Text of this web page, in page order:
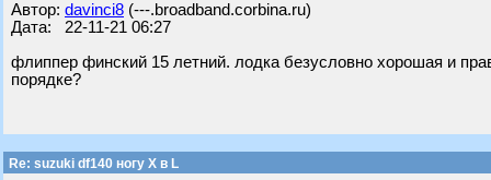
Автор: davinci8 (---.broadband.corbina.ru)
Дата: 22-11-21 06:27
флиппер финский 15 летний. лодка безусловно хорошая и
порядке?
Re: suzuki df140 ногу X в L